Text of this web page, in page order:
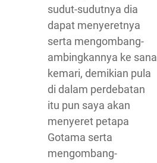
sudut-sudutnya dia
dapat menyeretnya
serta mengombang-
ambingkannya ke sana
kemari, demikian pula
di dalam perdebatan
itu pun saya akan
menyeret petapa
Gotama serta
mengombang-